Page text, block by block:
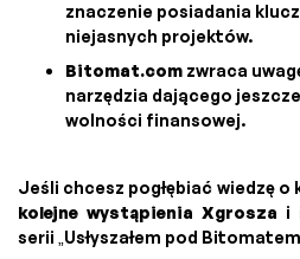
znaczenie posiadania
niejasnych projektów.
Bitomat.com zwraca
narzędzia dającego
wolności finansowej.
Jeśli chcesz pogłębiać wiedzę
kolejne wystąpienia Xgrosza i
serii „Usłyszałem pod